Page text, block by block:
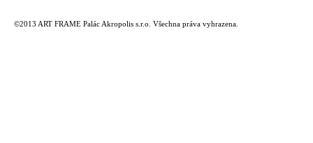
©2013 ART FRAME Palác Akropolis s.r.o. Všechna práva vyhrazena.